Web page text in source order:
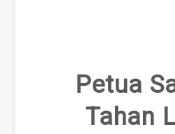
Petua
Tahan